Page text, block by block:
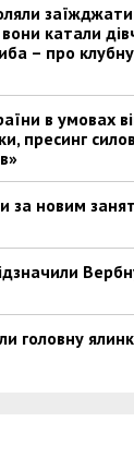
вони катали
– про
в умовах
пресинг
за новим
головну